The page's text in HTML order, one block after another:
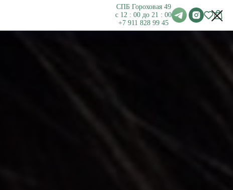
СПБ Гороховая 49
с 12 : 00 до 21 : 00
+7 911 828 99 45